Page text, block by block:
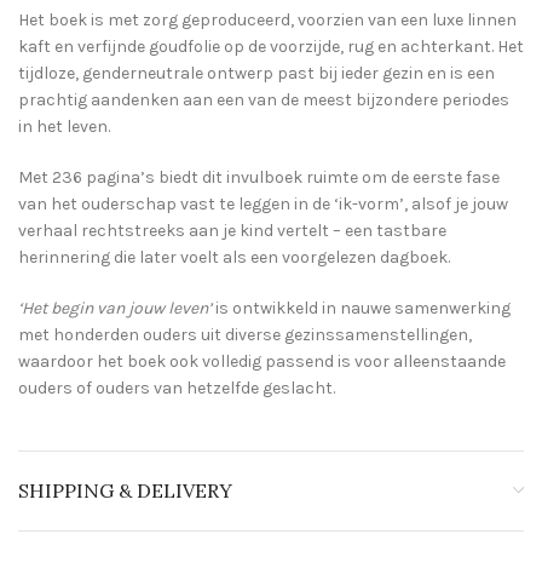
Het boek is met zorg geproduceerd, voorzien van een luxe linnen
kaft en verfijnde goudfolie op de voorzijde, rug en achterkant. Het
tijdloze, genderneutrale ontwerp past bij ieder gezin en is een
prachtig aandenken aan een van de meest bijzondere periodes
in het leven.
Met 236 pagina’s biedt dit invulboek ruimte om de eerste fase
van het ouderschap vast te leggen in de ‘ik-vorm’, alsof je jouw
verhaal rechtstreeks aan je kind vertelt – een tastbare
herinnering die later voelt als een voorgelezen dagboek.
‘Het begin van jouw leven’is ontwikkeld in nauwe samenwerking
met honderden ouders uit diverse gezinssamenstellingen,
waardoor het boek ook volledig passend is voor alleenstaande
ouders of ouders van hetzelfde geslacht.
SHIPPING & DELIVERY